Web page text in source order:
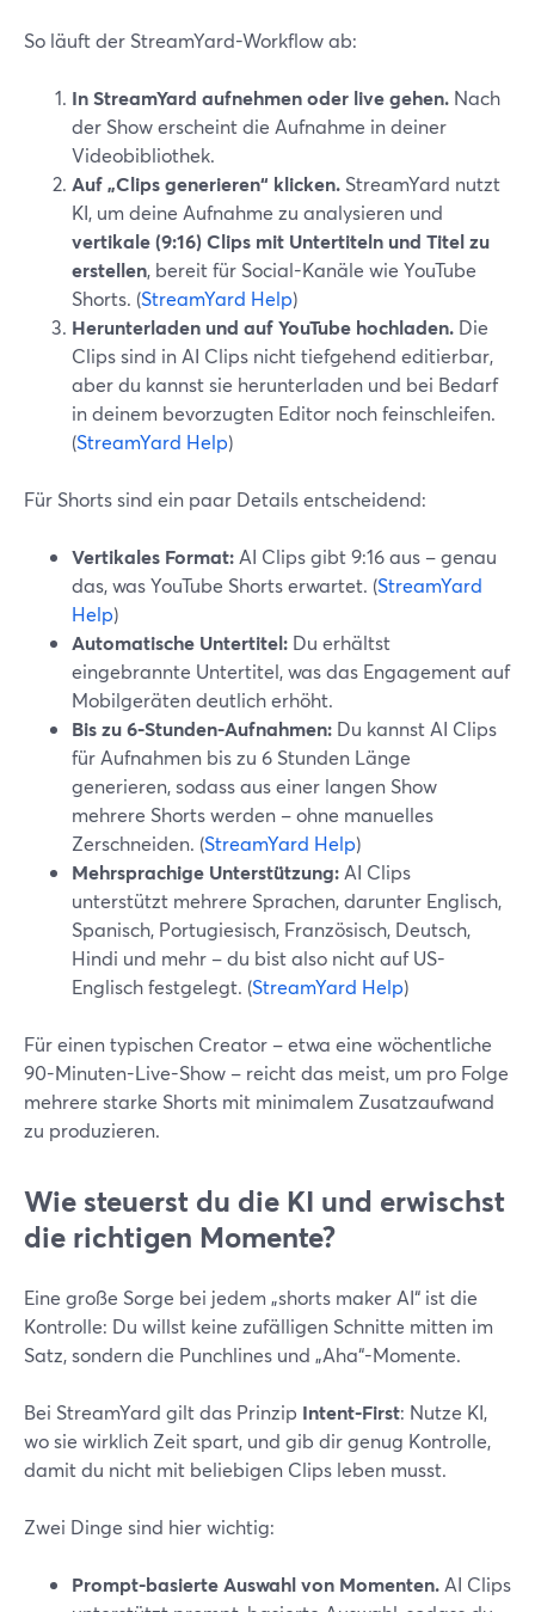
So läuft der StreamYard-Workflow ab:
In StreamYard aufnehmen oder live gehen. Nach
der Show erscheint die Aufnahme in deiner
Videobibliothek.
Auf „Clips generieren“ klicken. StreamYard nutzt
KI, um deine Aufnahme zu analysieren und
vertikale (9:16) Clips mit Untertiteln und Titel zu
erstellen, bereit für Social-Kanäle wie YouTube
Shorts. (StreamYard Help)
Herunterladen und auf YouTube hochladen. Die
Clips sind in AI Clips nicht tiefgehend editierbar,
aber du kannst sie herunterladen und bei Bedarf
in deinem bevorzugten Editor noch feinschleifen.
(StreamYard Help)
Für Shorts sind ein paar Details entscheidend:
Vertikales Format: AI Clips gibt 9:16 aus – genau
das, was YouTube Shorts erwartet. (StreamYard
Help)
Automatische Untertitel: Du erhältst
eingebrannte Untertitel, was das Engagement auf
Mobilgeräten deutlich erhöht.
Bis zu 6‑Stunden-Aufnahmen: Du kannst AI Clips
für Aufnahmen bis zu 6 Stunden Länge
generieren, sodass aus einer langen Show
mehrere Shorts werden – ohne manuelles
Zerschneiden. (StreamYard Help)
Mehrsprachige Unterstützung: AI Clips
unterstützt mehrere Sprachen, darunter Englisch,
Spanisch, Portugiesisch, Französisch, Deutsch,
Hindi und mehr – du bist also nicht auf US-
Englisch festgelegt. (StreamYard Help)
Für einen typischen Creator – etwa eine wöchentliche
90-Minuten-Live-Show – reicht das meist, um pro Folge
mehrere starke Shorts mit minimalem Zusatzaufwand
zu produzieren.
Wie steuerst du die KI und erwischst
die richtigen Momente?
Eine große Sorge bei jedem „shorts maker AI“ ist die
Kontrolle: Du willst keine zufälligen Schnitte mitten im
Satz, sondern die Punchlines und „Aha“-Momente.
Bei StreamYard gilt das Prinzip Intent-First: Nutze KI,
wo sie wirklich Zeit spart, und gib dir genug Kontrolle,
damit du nicht mit beliebigen Clips leben musst.
Zwei Dinge sind hier wichtig:
Prompt-basierte Auswahl von Momenten. AI Clips